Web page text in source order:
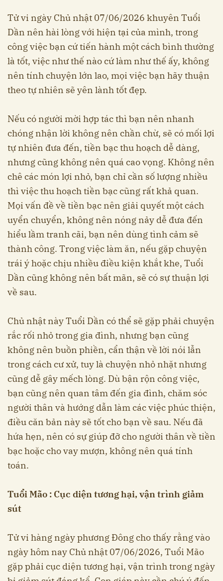
Tử vi ngày Chủ nhật 07/06/2026 khuyên Tuổi
Dần nên hài lòng với hiện tại của mình, trong
công việc bạn cứ tiến hành một cách bình thường
là tốt, việc như thế nào cứ làm như thế ấy, không
nên tính chuyện lớn lao, mọi việc bạn hãy thuận
theo tự nhiên sẽ yên lành tốt đẹp.
Nếu có người mời hợp tác thì bạn nên nhanh
chóng nhận lời không nên chần chừ, sẽ có mối lợi
tự nhiên đưa đến, tiền bạc thu hoạch dễ dàng,
nhưng cũng không nên quá cao vọng. Không nên
chê các món lợi nhỏ, bạn chỉ cần số lượng nhiều
thì việc thu hoạch tiền bạc cũng rất khả quan.
Mọi vấn đề về tiền bạc nên giải quyết một cách
uyển chuyển, không nên nóng nảy dễ đưa đến
hiểu lầm tranh cãi, bạn nên dùng tình cảm sẽ
thành công. Trong việc làm ăn, nếu gặp chuyện
trái ý hoặc chịu nhiều điều kiện khắt khe, Tuổi
Dần cũng không nên bất mãn, sẽ có sự thuận lợi
về sau.
Chủ nhật này Tuổi Dần có thể sẽ gặp phải chuyện
rắc rối nhỏ trong gia đình, nhưng bạn cũng
không nên buồn phiền, cẩn thận về lời nói lẫn
trong cách cư xử, tuy là chuyện nhỏ nhặt nhưng
cũng dễ gây mếch lòng. Dù bận rộn công việc,
bạn cũng nên quan tâm đến gia đình, chăm sóc
người thân và hướng dẫn làm các việc phúc thiện,
điều căn bản này sẽ tốt cho bạn về sau. Nếu đã
hứa hẹn, nên có sự giúp đỡ cho người thân về tiền
bạc hoặc cho vay mượn, không nên quá tính
toán.
Tuổi Mão : Cục diện tương hại, vận trình giảm
sút
Tử vi hàng ngày phương Đông cho thấy rằng vào
ngày hôm nay Chủ nhật 07/06/2026, Tuổi Mão
gặp phải cục diện tương hại, vận trình trong ngày